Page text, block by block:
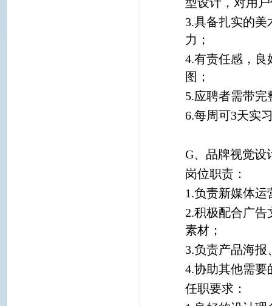
3.具备扎实的
力；
4.有责任感，
图；
5.应聘者需带
6.每周可3天实
G、品牌视觉设
岗位职责：
1.负责新媒体运
2.积极配合广
素材；
3.负责产品海
4.协助其他需要
任职要求：